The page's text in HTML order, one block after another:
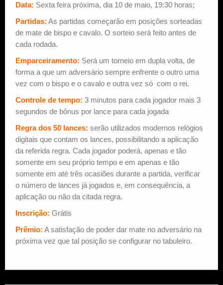
Data: Sexta feira próxima, dia 10 de maio, 19:30 horas;
Partidas: As partidas começarão em posições sorteadas
de mate de bispo e cavalo. O sorteio será feito antes de
cada rodada.
Emparceiramento: Será um torneio em dupla volta, de
forma a que um adversário sempre enfrente o outro uma
vez com o bispo e o cavalo e outra vez só com o rei.
Controle de tempo: 3 minutos para cada jogador mais 3
segundos de bônus por lance para cada jogada
Regra dos 50 lances: serão utilizados modernos relógios
digitais que contam os lances, possibilitando a aplicação
da referida regra. Cada jogador poderá, apenas e tão
somente em seu próprio tempo e em apenas e tão
somente em até três ocasiões durante a partida, verificar
o número de lances já jogados e, em consequência, a
aplicação ou não da citada regra.
Inscrição: Grátis
Prêmio: A satisfação de poder dar mate no adversário na
próxima vez que tal posição se configurar no tabuleiro.